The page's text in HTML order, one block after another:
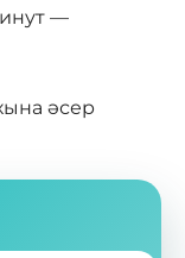
—
әсер